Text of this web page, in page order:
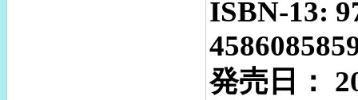
ISBN-13:
発売日：